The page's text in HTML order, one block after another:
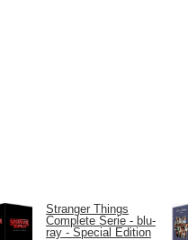
Stranger Things
Complete Serie - blu-
ray - Special Edition